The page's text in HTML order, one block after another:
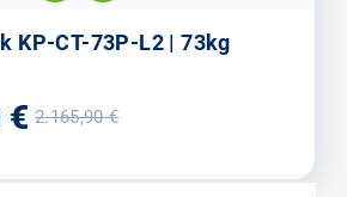
KP-CT-73P-L2 | 73kg
€ 2.165,90 €